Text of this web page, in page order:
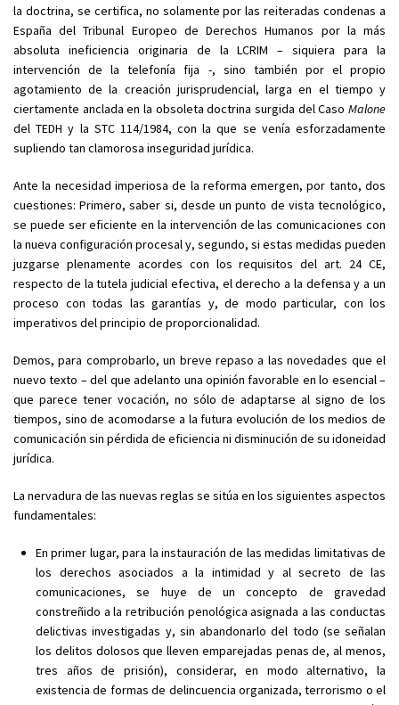
la doctrina, se certifica, no solamente por las reiteradas condenas a
España del Tribunal Europeo de Derechos Humanos por la más
absoluta ineficiencia originaria de la LCRIM – siquiera para la
intervención de la telefonía fija -, sino también por el propio
agotamiento de la creación jurisprudencial, larga en el tiempo y
ciertamente anclada en la obsoleta doctrina surgida del Caso Malone
del TEDH y la STC 114/1984, con la que se venía esforzadamente
supliendo tan clamorosa inseguridad jurídica.
Ante la necesidad imperiosa de la reforma emergen, por tanto, dos
cuestiones: Primero, saber si, desde un punto de vista tecnológico,
se puede ser eficiente en la intervención de las comunicaciones con
la nueva configuración procesal y, segundo, si estas medidas pueden
juzgarse plenamente acordes con los requisitos del art. 24 CE,
respecto de la tutela judicial efectiva, el derecho a la defensa y a un
proceso con todas las garantías y, de modo particular, con los
imperativos del principio de proporcionalidad.
Demos, para comprobarlo, un breve repaso a las novedades que el
nuevo texto – del que adelanto una opinión favorable en lo esencial –
que parece tener vocación, no sólo de adaptarse al signo de los
tiempos, sino de acomodarse a la futura evolución de los medios de
comunicación sin pérdida de eficiencia ni disminución de su idoneidad
jurídica.
La nervadura de las nuevas reglas se sitúa en los siguientes aspectos
fundamentales:
En primer lugar, para la instauración de las medidas limitativas de
los derechos asociados a la intimidad y al secreto de las
comunicaciones, se huye de un concepto de gravedad
constreñido a la retribución penológica asignada a las conductas
delictivas investigadas y, sin abandonarlo del todo (se señalan
los delitos dolosos que lleven emparejadas penas de, al menos,
tres años de prisión), considerar, en modo alternativo, la
existencia de formas de delincuencia organizada, terrorismo o el